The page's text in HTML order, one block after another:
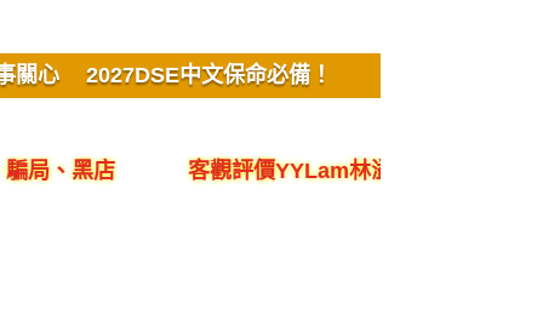
關心 2027DSE中文保命必備！
店 客觀評價YYLam林溢欣DSE中文作文議論